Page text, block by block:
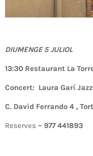
DIUMENGE 5 JULIOL
13:30 Restaurant La
Concert: Laura Garí
C. David Ferrando 4 ,
Reserves – 977 441893